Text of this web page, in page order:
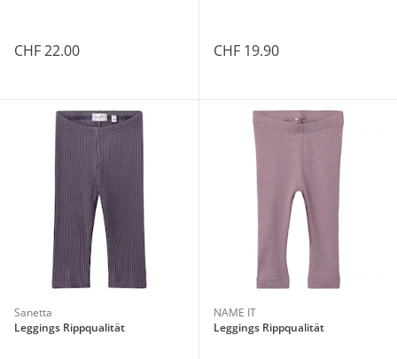
CHF 22.00 CHF 19.90
Sanetta
Leggings Rippqualität
NAME IT
Leggings Rippqualität